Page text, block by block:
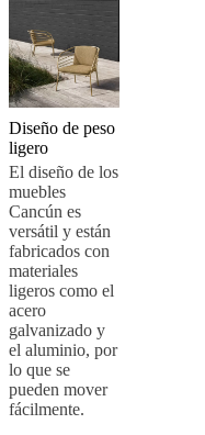
gratis Solicita
muestras
gratisBuscar
una
tiendaAcerca
de
BoConceptValores
social
corporativaLa
historiaSala
de
prensaArtesanía
y
calidadConoce
a
nuestros
diseñadoresPersonalización
and
certifications
de
accesibilidad
Diseño de peso
ligero
El diseño de los
muebles
Cancún es
versátil y están
fabricados con
materiales
ligeros como el
acero
galvanizado y
el aluminio, por
lo que se
pueden mover
fácilmente.